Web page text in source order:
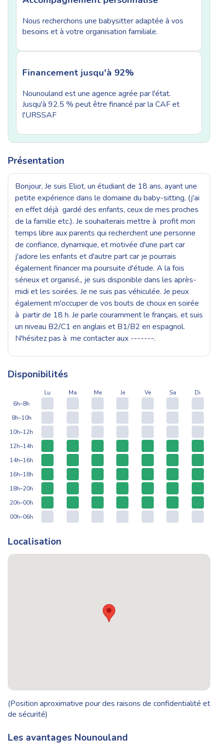
Nous recherchons une babysitter adaptée à vos
besoins et à votre organisation familiale.
Financement jusqu'à 92%
Nounouland est une agence agrée par l'état.
Jusqu'à 92.5 % peut être financé par la CAF et
l'URSSAF
Présentation
Bonjour, Je suis Eliot, un étudiant de 18 ans, ayant une
petite expérience dans le domaine du baby-sitting, (j'ai
en effet déjà gardé des enfants, ceux de mes proches
de la famille etc.). Je souhaiterais mettre à profit mon
temps libre aux parents qui recherchent une personne
de confiance, dynamique, et motivée d'une part car
j'adore les enfants et d'autre part car je pourrais
également financer ma poursuite d'étude. A la fois
sérieux et organisé,, je suis disponible dans les après-
midi et les soirées. Je ne suis pas véhiculée. Je peux
également m'occuper de vos bouts de choux en soirée
à partir de 18 h. Je parle couramment le français, et suis
un niveau B2/C1 en anglais et B1/B2 en espagnol.
N'hésitez pas à me contacter aux -------.
Disponibilités
Lu Ma Me Je Ve Sa
Di
6h–8h
8h–10h
10h–12h
12h–14h
14h–16h
16h–18h
18h–20h
20h–00h
00h–06h
Localisation
(Position aproximative pour des raisons de confidentialité et
de sécurité)
Les avantages Nounouland